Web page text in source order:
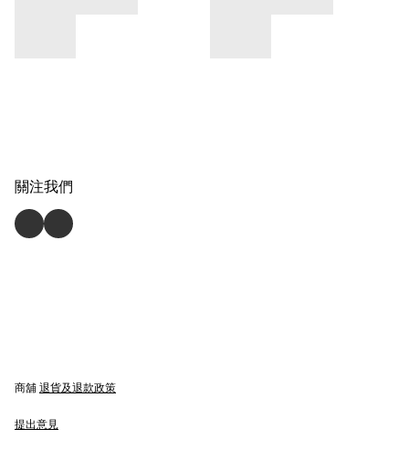
關注我們
商舖 退貨及退款政策
提出意見